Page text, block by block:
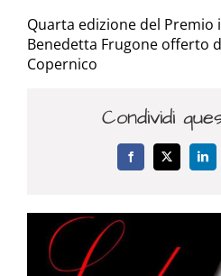
Quarta edizione del Premio
Benedetta Frugone offerto
Copernico
Condividi
Facebook
X